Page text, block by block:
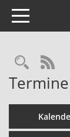
Toggle